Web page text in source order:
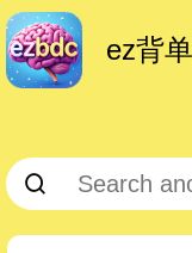
ez背